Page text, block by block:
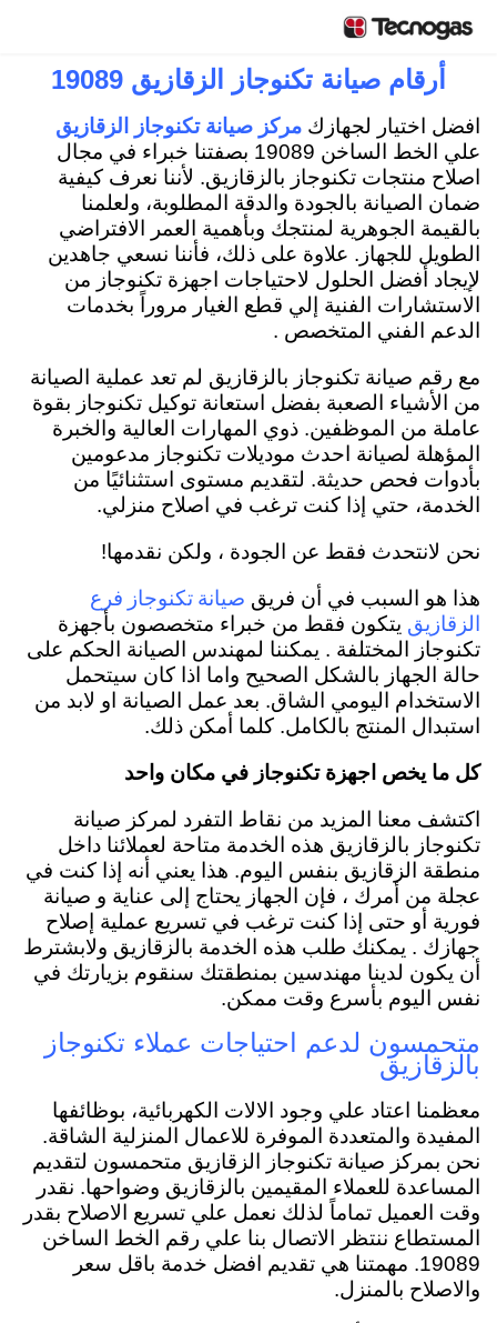
أرقام صيانة تكنوجاز الزقازيق 19089
افضل اختيار لجهازك مركز صيانة تكنوجاز الزقازيق
علي الخط الساخن 19089 بصفتنا خبراء في مجال
اصلاح منتجات تكنوجاز بالزقازيق. لأننا نعرف كيفية
ضمان الصيانة بالجودة والدقة المطلوبة، ولعلمنا
بالقيمة الجوهرية لمنتجك وبأهمية العمر الافتراضي
الطويل للجهاز. علاوة على ذلك، فأننا نسعي جاهدين
لإيجاد أفضل الحلول لاحتياجات اجهزة تكنوجاز من
الاستشارات الفنية إلي قطع الغيار مروراً بخدمات
الدعم الفني المتخصص .
مع رقم صيانة تكنوجاز بالزقازيق لم تعد عملية الصيانة
من الأشياء الصعبة بفضل استعانة توكيل تكنوجاز بقوة
عاملة من الموظفين. ذوي المهارات العالية والخبرة
المؤهلة لصيانة احدث موديلات تكنوجاز مدعومين
بأدوات فحص حديثة. لتقديم مستوى استثنائيًا من
الخدمة، حتي إذا كنت ترغب في اصلاح منزلي.
نحن لانتحدث فقط عن الجودة ، ولكن نقدمها!
هذا هو السبب في أن فريق صيانة تكنوجاز فرع
الزقازيق يتكون فقط من خبراء متخصصون بأجهزة
تكنوجاز المختلفة . يمكننا لمهندس الصيانة الحكم على
حالة الجهاز بالشكل الصحيح واما اذا كان سيتحمل
الاستخدام اليومي الشاق. بعد عمل الصيانة او لابد من
استبدال المنتج بالكامل. كلما أمكن ذلك.
كل ما يخص اجهزة تكنوجاز في مكان واحد
اكتشف معنا المزيد من نقاط التفرد لمركز صيانة
تكنوجاز بالزقازيق هذه الخدمة متاحة لعملائنا داخل
منطقة الزقازيق بنفس اليوم. هذا يعني أنه إذا كنت في
عجلة من أمرك ، فإن الجهاز يحتاج إلى عناية و صيانة
فورية أو حتى إذا كنت ترغب في تسريع عملية إصلاح
جهازك . يمكنك طلب هذه الخدمة بالزقازيق ولابشترط
أن يكون لدينا مهندسين بمنطقتك سنقوم بزيارتك في
نفس اليوم بأسرع وقت ممكن.
متحمسون لدعم احتياجات عملاء تكنوجاز
بالزقازيق
معظمنا اعتاد علي وجود الالات الكهربائية، بوظائفها
المفيدة والمتعددة الموفرة للاعمال المنزلية الشاقة.
نحن بمركز صيانة تكنوجاز الزقازيق متحمسون لتقديم
المساعدة للعملاء المقيمين بالزقازيق وضواحها. نقدر
وقت العميل تماماً لذلك نعمل علي تسريع الاصلاح بقدر
المستطاع ننتظر الاتصال بنا علي رقم الخط الساخن
19089. مهمتنا هي تقديم افضل خدمة باقل سعر
والاصلاح بالمنزل.